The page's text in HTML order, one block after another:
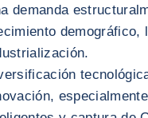
demanda
demográfico,